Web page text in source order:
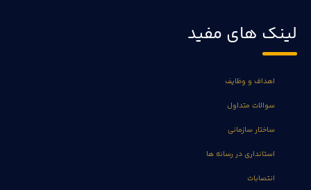
لینک های مفید
اهداف و وظایف
سوالات متداول
ساختار سازمانی
استانداری در رسانه ها
انتصابات